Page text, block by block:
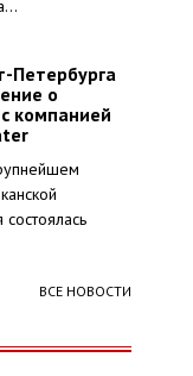
Петербурга
о
компанией
ВСЕ НОВОСТИ